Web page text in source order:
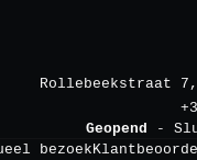
Rollebeekstraat
Geopend
-
bezoek